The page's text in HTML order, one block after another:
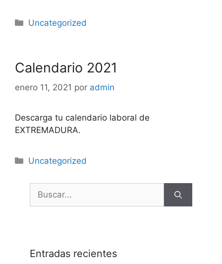
Categorías
Uncategorized
Calendario 2021
enero 11, 2021 por admin
Descarga tu calendario laboral de
EXTREMADURA.
Categorías
Uncategorized
Buscar:
Entradas recientes